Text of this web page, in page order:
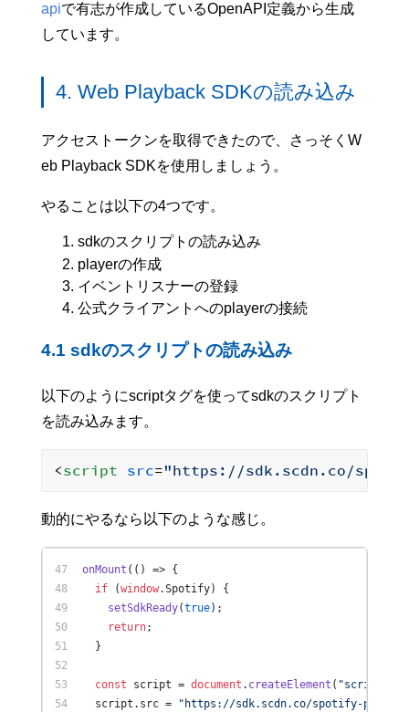
apiで有志が作成しているOpenAPI定義から生成
しています。
4. Web Playback SDKの読み込み
アクセストークンを取得できたので、さっそくW
eb Playback SDKを使用しましょう。
やることは以下の4つです。
sdkのスクリプトの読み込み
playerの作成
イベントリスナーの登録
公式クライアントへのplayerの接続
4.1 sdkのスクリプトの読み込み
以下のようにscriptタグを使ってsdkのスクリプト
を読み込みます。
<script src="https://sdk.scdn.co/
動的にやるなら以下のような感じ。
onMount ( () => {
if (window.Spotify) {
setSdkReady(true);
return;
  }
const script = document . createElement ( "script"
  script.
src =
"https://sdk.scdn.co/spotify-